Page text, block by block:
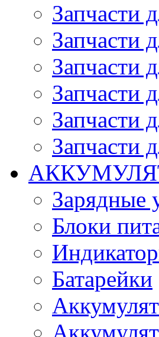
Запчасти
Запчасти
Запчасти
Запчасти
Запчасти
Запчасти
Зарядные
Блоки
Батарейки